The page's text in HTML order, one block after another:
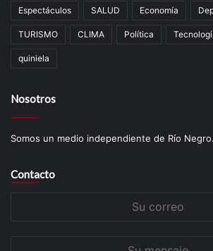
Espectáculos SALUD Economía
TURISMO CLIMA Política
quiniela
Nosotros
Somos un medio independiente de Río Negro.
Contacto